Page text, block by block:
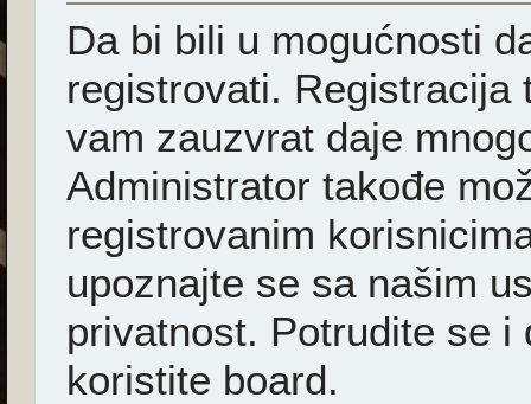
Da bi bili u mogućnosti
registrovati. Registracija
vam zauzvrat daje
Administrator takođe
registrovanim
upoznajte se sa našim
privatnost. Potrudite se
koristite board.